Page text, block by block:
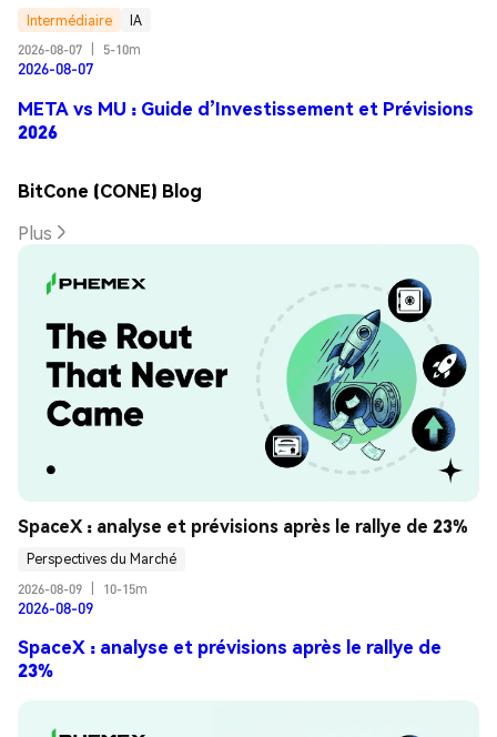
Intermédiaire
IA
2026-08-07
5-10m
2026-08-07
META vs MU : Guide d’Investissement et Prévisions
2026
BitCone (CONE) Blog
Plus
SpaceX : analyse et prévisions après le rallye de 23%
Perspectives du Marché
2026-08-09
10-15m
2026-08-09
SpaceX : analyse et prévisions après le rallye de
23%